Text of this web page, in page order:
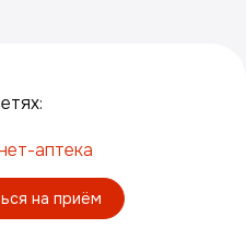
аптека
на приём